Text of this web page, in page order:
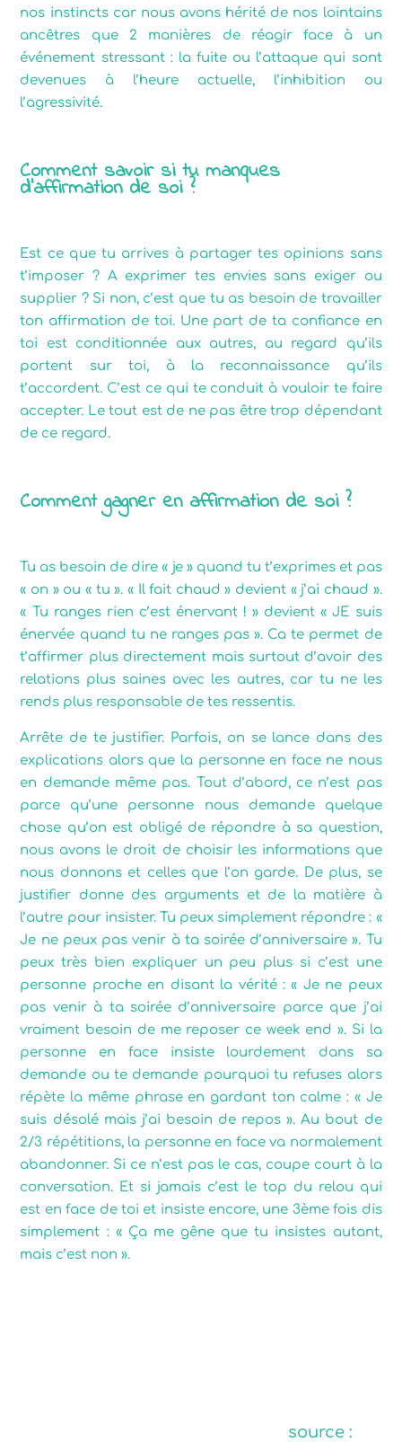
nos instincts car nous avons hérité de nos lointains
ancêtres que 2 manières de réagir face à un
événement stressant : la fuite ou l’attaque qui sont
devenues à l’heure actuelle, l’inhibition ou
l’agressivité.
Comment savoir si tu manques
d’affirmation de soi ?
Est ce que tu arrives à partager tes opinions sans
t’imposer ? A exprimer tes envies sans exiger ou
supplier ? Si non, c’est que tu as besoin de travailler
ton affirmation de toi. Une part de ta confiance en
toi est conditionnée aux autres, au regard qu’ils
portent sur toi, à la reconnaissance qu’ils
t’accordent. C’est ce qui te conduit à vouloir te faire
accepter. Le tout est de ne pas être trop dépendant
de ce regard.
Comment gagner en affirmation de soi ?
Tu as besoin de dire « je » quand tu t’exprimes et pas
« on » ou « tu ». « Il fait chaud » devient « j’ai chaud ».
« Tu ranges rien c’est énervant ! » devient « JE suis
énervée quand tu ne ranges pas ». Ca te permet de
t’affirmer plus directement mais surtout d’avoir des
relations plus saines avec les autres, car tu ne les
rends plus responsable de tes ressentis.
Arrête de te justifier. Parfois, on se lance dans des
explications alors que la personne en face ne nous
en demande même pas. Tout d’abord, ce n’est pas
parce qu’une personne nous demande quelque
chose qu’on est obligé de répondre à sa question,
nous avons le droit de choisir les informations que
nous donnons et celles que l’on garde. De plus, se
justifier donne des arguments et de la matière à
l’autre pour insister. Tu peux simplement répondre : «
Je ne peux pas venir à ta soirée d’anniversaire ». Tu
peux très bien expliquer un peu plus si c’est une
personne proche en disant la vérité : « Je ne peux
pas venir à ta soirée d’anniversaire parce que j’ai
vraiment besoin de me reposer ce week end ». Si la
personne en face insiste lourdement dans sa
demande ou te demande pourquoi tu refuses alors
répète la même phrase en gardant ton calme : « Je
suis désolé mais j’ai besoin de repos ». Au bout de
2/3 répétitions, la personne en face va normalement
abandonner. Si ce n’est pas le cas, coupe court à la
conversation. Et si jamais c’est le top du relou qui
est en face de toi et insiste encore, une 3ème fois dis
simplement : « Ça me gêne que tu insistes autant,
mais c’est non ».
source :